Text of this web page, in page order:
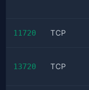
11720 TCP
13720 TCP